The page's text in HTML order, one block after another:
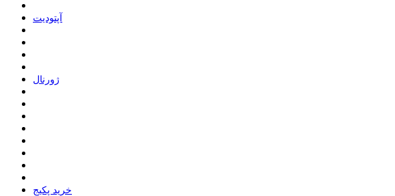
ﺁﭘﺘﻮﺩﯾﺖ
ﮊﻭﺭﻧﺎﻝ
خرید پکیج